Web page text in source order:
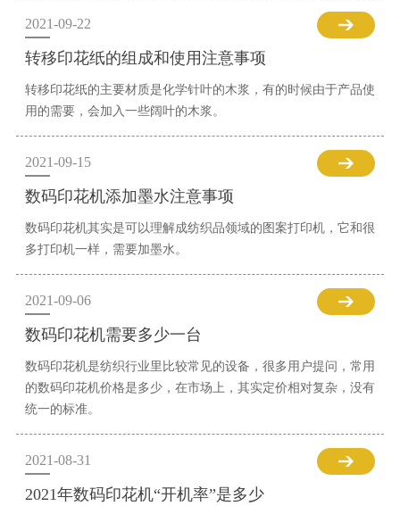
2021-09-22
转移印花纸的组成和使用注意事项
转移印花纸的主要材质是化学针叶的木浆，有的时候由于产品使
用的需要，会加入一些阔叶的木浆。
2021-09-15
数码印花机添加墨水注意事项
数码印花机其实是可以理解成纺织品领域的图案打印机，它和很
多打印机一样，需要加墨水。
2021-09-06
数码印花机需要多少一台
数码印花机是纺织行业里比较常见的设备，很多用户提问，常用
的数码印花机价格是多少，在市场上，其实定价相对复杂，没有
统一的标准。
2021-08-31
2021年数码印花机“开机率”是多少